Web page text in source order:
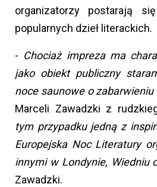
organizatorzy postarają
popularnych dzieł literackich.
- Chociaż impreza ma
jako obiekt publiczny
noce saunowe o
Marceli Zawadzki z
tym przypadku jedną z
Europejska Noc Literatury
innymi w Londynie, Wiedniu
Zawadzki.